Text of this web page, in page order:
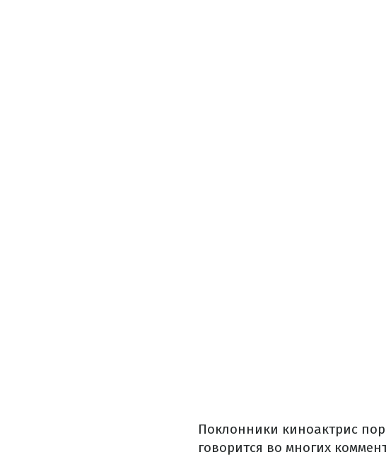
Поклонники киноактрис
говорится во многих